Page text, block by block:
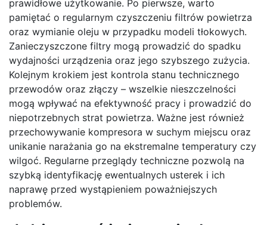
prawidłowe użytkowanie. Po pierwsze, warto
pamiętać o regularnym czyszczeniu filtrów powietrza
oraz wymianie oleju w przypadku modeli tłokowych.
Zanieczyszczone filtry mogą prowadzić do spadku
wydajności urządzenia oraz jego szybszego zużycia.
Kolejnym krokiem jest kontrola stanu technicznego
przewodów oraz złączy – wszelkie nieszczelności
mogą wpływać na efektywność pracy i prowadzić do
niepotrzebnych strat powietrza. Ważne jest również
przechowywanie kompresora w suchym miejscu oraz
unikanie narażania go na ekstremalne temperatury czy
wilgoć. Regularne przeglądy techniczne pozwolą na
szybką identyfikację ewentualnych usterek i ich
naprawę przed wystąpieniem poważniejszych
problemów.